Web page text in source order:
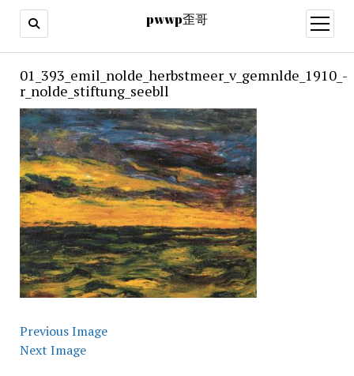
pwwp歪哥
open
menu
01_393_emil_nolde_herbstmeer_v_gemnlde_1910_-
r_nolde_stiftung_seebll
Previous Image
Next Image